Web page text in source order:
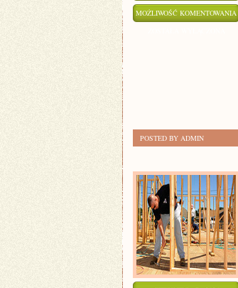
MOŻLIWOŚĆ KOMENTOWANIA
POSTED BY ADMIN